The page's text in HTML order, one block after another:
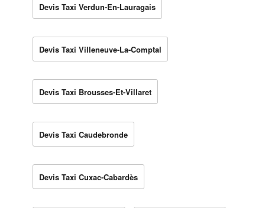
Devis Taxi Verdun-En-Lauragais
Devis Taxi Villeneuve-La-Comptal
Devis Taxi Brousses-Et-Villaret
Devis Taxi Caudebronde
Devis Taxi Cuxac-Cabardès